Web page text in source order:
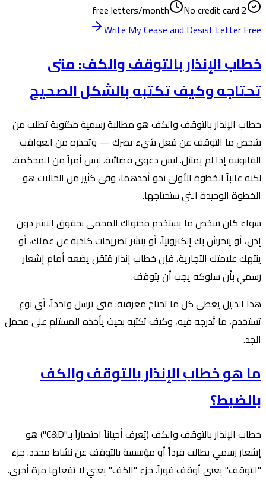
2 free letters/month
No credit card
Write My Cease and Desist Letter Free
خطاب الإنذار بالتوقف والكف: متى
تحتاجه وكيف تكتبه بالشكل الصحيح
خطاب الإنذار بالتوقف والكف هو مطالبة رسمية مكتوبة تطلب من
شخص ما التوقف عن فعل شيء يضرك — وتحذره من العواقب
القانونية إذا لم يمتثل. ليس دعوى قضائية. ليس أمراً من المحكمة.
لكنه غالباً الخطوة الأولى نحو أحدهما، وفي كثير من الحالات هو
الخطوة الوحيدة التي ستحتاجها.
سواء كان شخص ما يستخدم محتواك المحمي بحقوق النشر دون
إذن، أو يتحرش بك إلكترونياً، أو ينشر تصريحات كاذبة عن عملك، أو
ينتهك علامتك التجارية، فإن خطاب إنذار مُتقن يضعه أمام إشعار
رسمي بأن سلوكه يجب أن يتوقف.
هذا الدليل يغطي كل ما تحتاج معرفته: متى ترسل واحداً، أي نوع
تستخدم، ما تُدرجه فيه، وكيف تكتبه بحيث يأخذه المستلم على محمل
الجد.
ما هو خطاب الإنذار بالتوقف والكف
بالضبط؟
خطاب الإنذار بالتوقف والكف (يُعرف أحياناً اختصاراً بـ"C&D") هو
إشعار رسمي يطالب فرداً أو مؤسسة بالتوقف عن نشاط محدد. جزء
"التوقف" يعني أوقف فوراً. جزء "الكف" يعني لا تفعلها مرة أخرى.